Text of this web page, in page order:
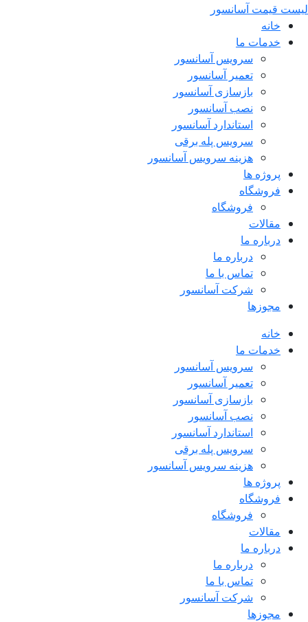
لیست قیمت آسانسور
خانه
خدمات ما
سرویس آسانسور
تعمیر آسانسور
بازسازی آسانسور
نصب آسانسور
استاندارد آسانسور
سرویس پله برقی
هزینه سرویس آسانسور
پروژه ها
فروشگاه
فروشگاه
مقالات
درباره ما
درباره ما
تماس با ما
شرکت آسانسور
مجوزها
خانه
خدمات ما
سرویس آسانسور
تعمیر آسانسور
بازسازی آسانسور
نصب آسانسور
استاندارد آسانسور
سرویس پله برقی
هزینه سرویس آسانسور
پروژه ها
فروشگاه
فروشگاه
مقالات
درباره ما
درباره ما
تماس با ما
شرکت آسانسور
مجوزها